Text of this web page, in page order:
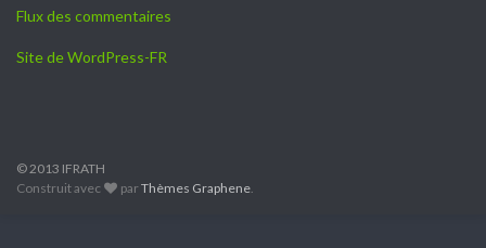
Flux des commentaires
Site de WordPress-FR
© 2013 IFRATH
Construit avec
parThèmes Graphene.